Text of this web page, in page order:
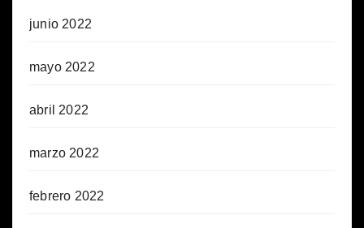
junio 2022
mayo 2022
abril 2022
marzo 2022
febrero 2022